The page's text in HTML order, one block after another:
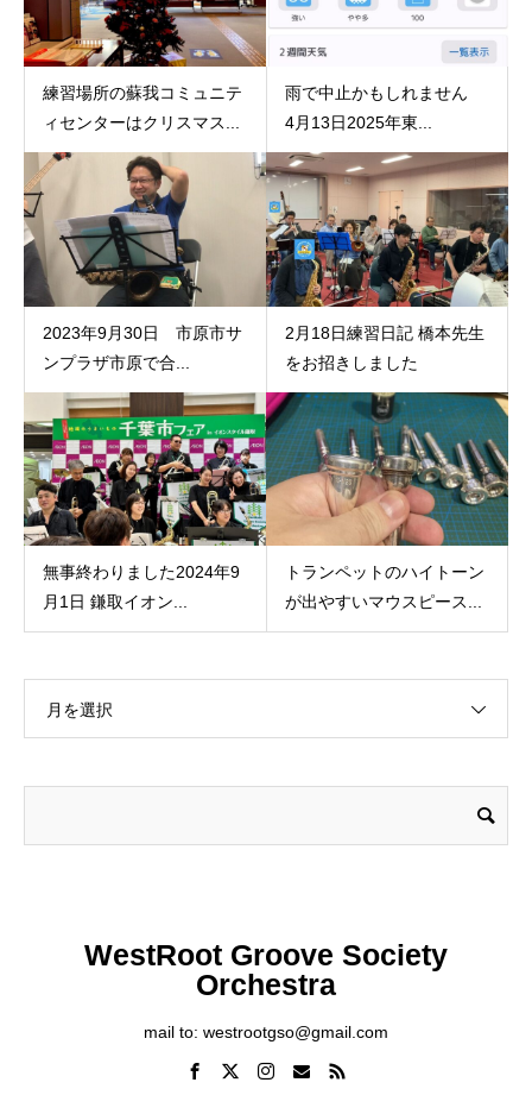
練習場所の蘇我コミュニテ
ィセンターはクリスマス...
雨で中止かもしれません
4月13日2025年東...
2023年9月30日 市原市サ
ンプラザ市原で合...
2月18日練習日記 橋本先生
をお招きしました
無事終わりました2024年9
月1日 鎌取イオン...
トランペットのハイトーン
が出やすいマウスピース...
月を選択
WestRoot Groove Society
Orchestra
mail to: westrootgso@gmail.com